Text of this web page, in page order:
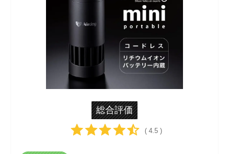
総合評価
( 4.5 )